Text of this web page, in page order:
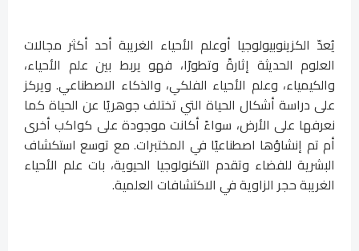
يُعدّ الكزينوبيولوجيا أوعلم الأحياء الغريبة أحد أكثر مجالات
العلوم الحديثة إثارةً وتطورًا، فهو يربط بين علم الأحياء،
والكيمياء، وعلم الأحياء الفلكي، والذكاء الاصطناعي. ويركز
على دراسة أشكال الحياة التي تختلف جوهريًا عن الحياة كما
نعرفها على الأرض، سواءً أكانت موجودة على كواكب أخرى
أم تم إنشاؤها اصطناعيًا في المختبرات. مع توسع استكشاف
البشرية للفضاء وتقدم التكنولوجيا الحيوية، بات علم الأحياء
الغريبة حجر الزاوية في الاكتشافات العلمية.